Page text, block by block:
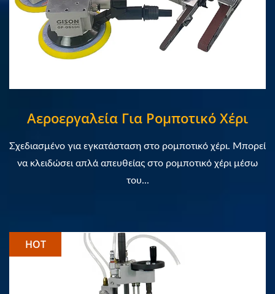
Αεροεργαλεία Για Ρομποτικό Χέρι
Σχεδιασμένο για εγκατάσταση στο ρομποτικό χέρι. Μπορεί
να κλειδώσει απλά απευθείας στο ρομποτικό χέρι μέσω
του...
HOT